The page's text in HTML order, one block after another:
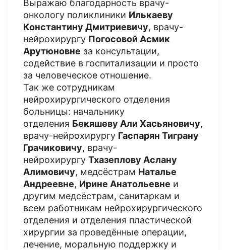
Выражаю благодарность врачу-
онкологу поликлиники Илькаеву
Константину Дмитриевичу, врачу-
нейрохирургу Погосовой Асмик
Арутюновне за консультации,
содействие в госпитализации и просто
за человеческое отношение.
Так же сотрудникам
нейрохирургического отделения
больницы: начальнику
отделения Бекяшеву Али Хасьяновичу,
врачу-нейрохирургу Гаспарян Тиграну
Грачиковичу, врачу-
нейрохирургу Тхазеплову Аслану
Алимовичу, медсёстрам Наталье
Андреевне, Ирине Анатольевне и
другим медсёстрам, санитаркам и
всем работникам нейрохирургического
отделения и отделения пластической
хирургии за проведённые операции,
лечение, моральную поддержку и